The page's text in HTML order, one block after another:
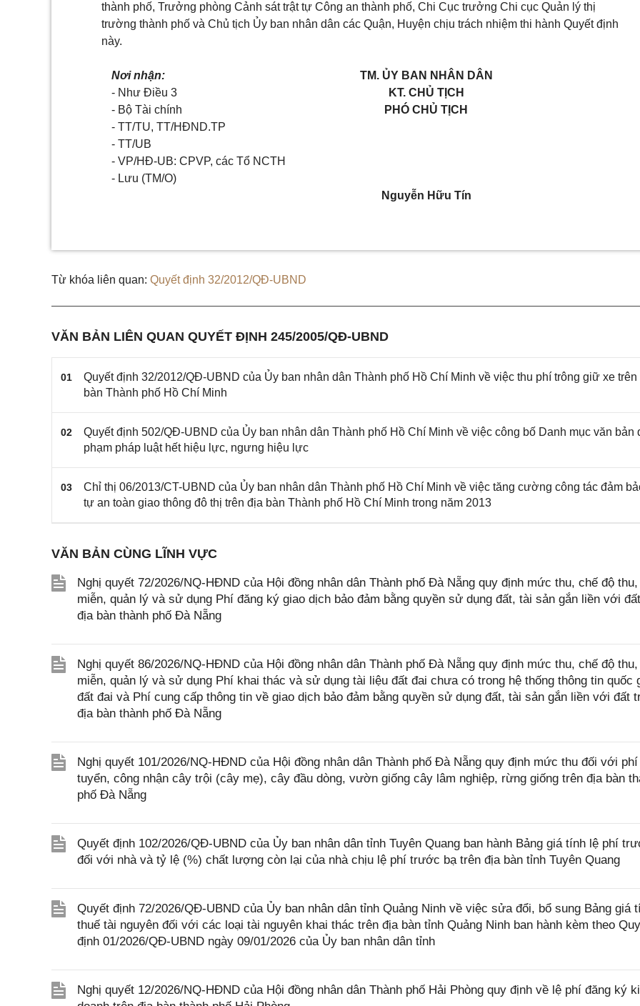
thành phố, Trưởng phòng Cảnh sát trật tự Công an thành phố, Chi Cục trưởng Chi cục Quản lý thị
trường thành phố và Chủ tịch Ủy ban nhân dân các Quận, Huyện chịu trách nhiệm thi hành Quyết định
này.
Nơi nhận:
- Như Điều 3
- Bộ Tài chính
- TT/TU, TT/HĐND.TP
- TT/UB
- VP/HĐ-UB: CPVP, các Tổ NCTH
- Lưu (TM/O)
TM. ỦY BAN NHÂN DÂN
KT. CHỦ TỊCH
PHÓ CHỦ TỊCH
Nguyễn Hữu Tín
Từ khóa liên quan: Quyết định 32/2012/QĐ-UBND
VĂN BẢN LIÊN QUAN QUYẾT ĐỊNH 245/2005/QĐ-UBND
01
Quyết định 32/2012/QĐ-UBND của Ủy ban nhân dân Thành phố Hồ Chí Minh về việc thu phí trông giữ xe trên
bàn Thành phố Hồ Chí Minh
02
Quyết định 502/QĐ-UBND của Ủy ban nhân dân Thành phố Hồ Chí Minh về việc công bố Danh mục văn bản
phạm pháp luật hết hiệu lực, ngưng hiệu lực
03
Chỉ thị 06/2013/CT-UBND của Ủy ban nhân dân Thành phố Hồ Chí Minh về việc tăng cường công tác đảm
tự an toàn giao thông đô thị trên địa bàn Thành phố Hồ Chí Minh trong năm 2013
VĂN BẢN CÙNG LĨNH VỰC
Nghị quyết 72/2026/NQ-HĐND của Hội đồng nhân dân Thành phố Đà Nẵng quy định mức thu, chế độ thu,
miễn, quản lý và sử dụng Phí đăng ký giao dịch bảo đảm bằng quyền sử dụng đất, tài sản gắn liền với
địa bàn thành phố Đà Nẵng
Nghị quyết 86/2026/NQ-HĐND của Hội đồng nhân dân Thành phố Đà Nẵng quy định mức thu, chế độ thu,
miễn, quản lý và sử dụng Phí khai thác và sử dụng tài liệu đất đai chưa có trong hệ thống thông tin quốc
đất đai và Phí cung cấp thông tin về giao dịch bảo đảm bằng quyền sử dụng đất, tài sản gắn liền với đất
địa bàn thành phố Đà Nẵng
Nghị quyết 101/2026/NQ-HĐND của Hội đồng nhân dân Thành phố Đà Nẵng quy định mức thu đối với
tuyển, công nhận cây trội (cây mẹ), cây đầu dòng, vườn giống cây lâm nghiệp, rừng giống trên địa bàn
phố Đà Nẵng
Quyết định 102/2026/QĐ-UBND của Ủy ban nhân dân tỉnh Tuyên Quang ban hành Bảng giá tính lệ phí
đối với nhà và tỷ lệ (%) chất lượng còn lại của nhà chịu lệ phí trước bạ trên địa bàn tỉnh Tuyên Quang
Quyết định 72/2026/QĐ-UBND của Ủy ban nhân dân tỉnh Quảng Ninh về việc sửa đổi, bổ sung Bảng giá
thuế tài nguyên đối với các loại tài nguyên khai thác trên địa bàn tỉnh Quảng Ninh ban hành kèm theo
định 01/2026/QĐ-UBND ngày 09/01/2026 của Ủy ban nhân dân tỉnh
Nghị quyết 12/2026/NQ-HĐND của Hội đồng nhân dân Thành phố Hải Phòng quy định về lệ phí đăng ký